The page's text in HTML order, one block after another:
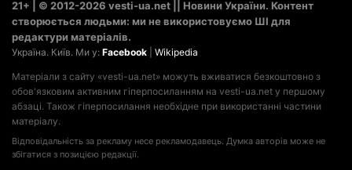
21+ | © 2012-2026 vesti-ua.net || Новини України. Контент
створюється людьми: ми не використовуємо ШІ для
редактури матеріалів.
Україна. Київ. Ми у: Facebook Wikipedia
Матеріали з сайту «vesti-ua.net» можуть вживатися безкоштовно з
обов'язковим активним гіперпосиланням на vesti-ua.net у першому
абзаці. Також гіперпосилання необхідне при використанні частини
матеріалу.
Відповідальність за рекламу несе рекламодавець. Думка авторів може не
збігатися з позицією редакції.